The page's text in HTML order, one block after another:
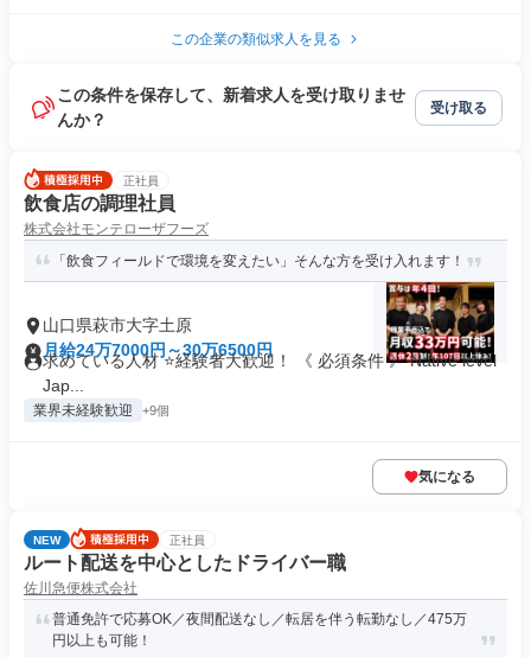
この企業の類似求人を見る
この条件を保存して、新着求人を受け取りませ
んか？
受け取る
正社員
飲食店の調理社員
株式会社モンテローザフーズ
「飲食フィールドで環境を変えたい」そんな方を受け入れます！
山口県萩市大字土原
月給24万7000円～30万6500円
求めている人材 ⭐経験者大歓迎！ 《 必須条件 》 Native level
Jap...
業界未経験歓迎 +9個
気になる
NEW 正社員
ルート配送を中心としたドライバー職
佐川急便株式会社
普通免許で応募OK／夜間配送なし／転居を伴う転勤なし／475万
円以上も可能！